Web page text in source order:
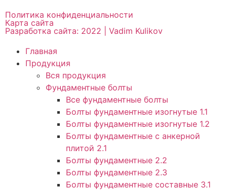
Политика конфиденциальности
Карта сайта
Разработка сайта: 2022 | Vadim Kulikov
Главная
Продукция
Вся продукция
Фундаментные болты
Все фундаментные болты
Болты фундаментные изогнутые 1.1
Болты фундаментные изогнутые 1.2
Болты фундаментные с анкерной
плитой 2.1
Болты фундаментные 2.2
Болты фундаментные 2.3
Болты фундаментные составные 3.1